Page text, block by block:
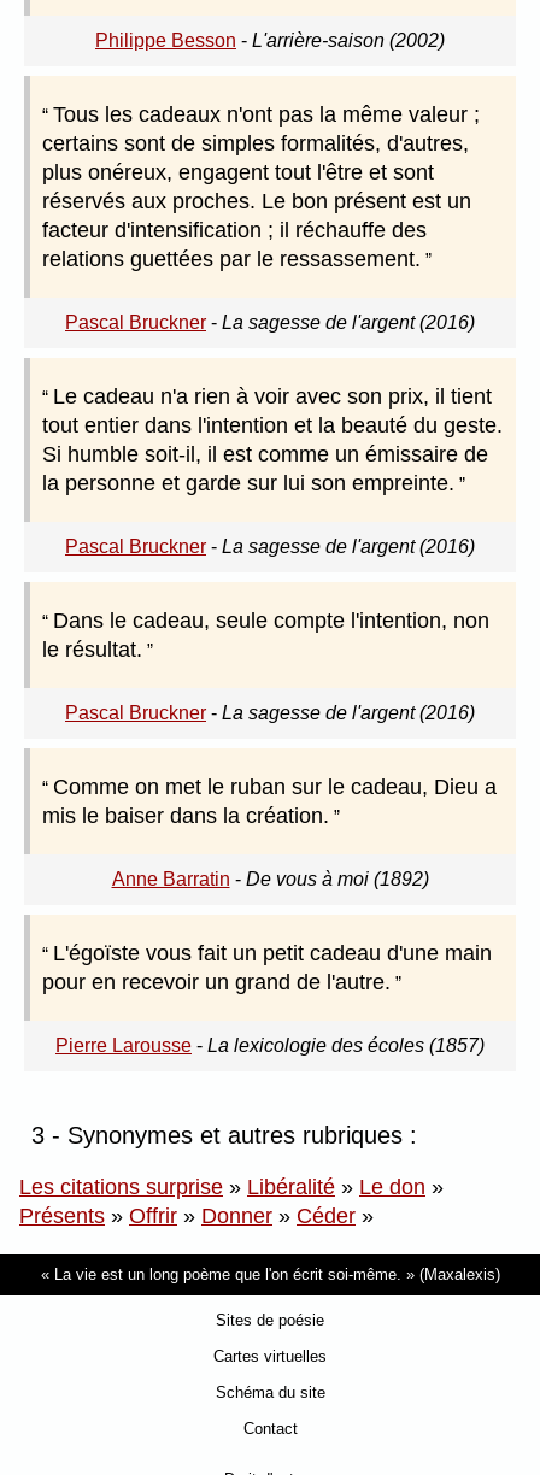
Philippe Besson - L'arrière-saison (2002)
Tous les cadeaux n'ont pas la même valeur ;
certains sont de simples formalités, d'autres,
plus onéreux, engagent tout l'être et sont
réservés aux proches. Le bon présent est un
facteur d'intensification ; il réchauffe des
relations guettées par le ressassement.
Pascal Bruckner - La sagesse de l'argent (2016)
Le cadeau n'a rien à voir avec son prix, il tient
tout entier dans l'intention et la beauté du geste.
Si humble soit-il, il est comme un émissaire de
la personne et garde sur lui son empreinte.
Pascal Bruckner - La sagesse de l'argent (2016)
Dans le cadeau, seule compte l'intention, non
le résultat.
Pascal Bruckner - La sagesse de l'argent (2016)
Comme on met le ruban sur le cadeau, Dieu a
mis le baiser dans la création.
Anne Barratin - De vous à moi (1892)
L'égoïste vous fait un petit cadeau d'une main
pour en recevoir un grand de l'autre.
Pierre Larousse - La lexicologie des écoles (1857)
3 - Synonymes et autres rubriques :
Les citations surprise » Libéralité » Le don »
Présents » Offrir » Donner » Céder »
La vie est un long poème que l'on écrit soi-même. (Maxalexis)
Sites de poésie
Cartes virtuelles
Schéma du site
Contact